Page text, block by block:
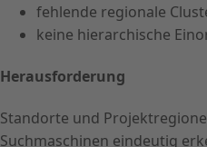
fehlende regionale
keine hierarchische
Herausforderung
Standorte und
Suchmaschinen eindeutig